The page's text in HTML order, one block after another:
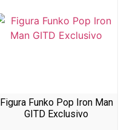
Figura Funko Pop Iron Man
GITD Exclusivo